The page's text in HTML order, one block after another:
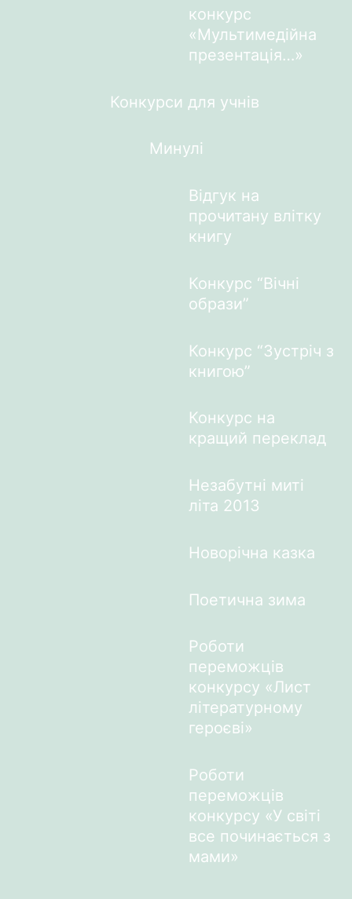
конкурс
«Мультимедійна
презентація…»
Конкурси для учнів
Минулі
Відгук на
прочитану влітку
книгу
Конкурс “Вічні
образи”
Конкурс “Зустріч з
книгою”
Конкурс на
кращий переклад
Незабутні миті
літа 2013
Новорічна казка
Поетична зима
Роботи
переможців
конкурсу «Лист
літературному
героєві»
Роботи
переможців
конкурсу «У світі
все починається з
мами»